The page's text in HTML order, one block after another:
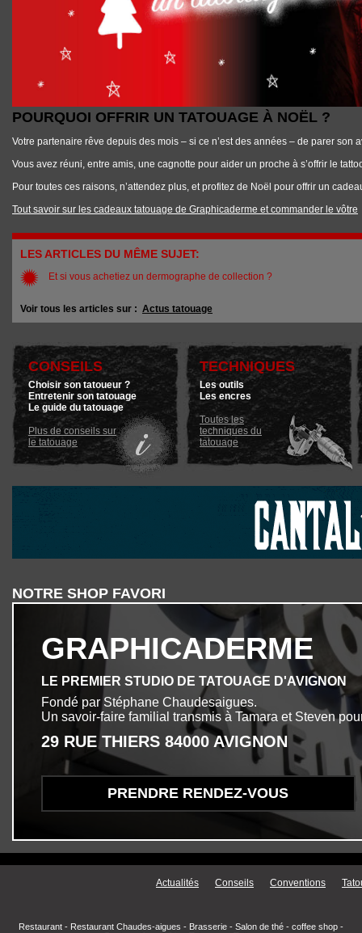
POURQUOI OFFRIR UN TATOUAGE À NOËL ?
Votre partenaire rêve depuis des mois – si ce n’est des années – de parer son
Vous avez réuni, entre amis, une cagnotte pour aider un proche à s’offrir le
Pour toutes ces raisons, n’attendez plus, et profitez de Noël pour offrir un
Tout savoir sur les cadeaux tatouage de Graphicaderme et commander le vôtre
LES ARTICLES DU MÊME SUJET:
Et si vous achetiez un dermographe de collection ?
Voir tous les articles sur : Actus tatouage
CONSEILS
Choisir son tatoueur ?
Entretenir son tatouage
Le guide du tatouage
Plus de conseils sur
le tatouage
TECHNIQUES
Les outils
Les encres
Toutes les
techniques du
tatouage
NOTRE SHOP FAVORI
GRAPHICADERME
LE PREMIER STUDIO DE TATOUAGE D'AVIGNON
Fondé par Stéphane Chaudesaigues.
Un savoir-faire familial transmis à Tamara et Steven
29 RUE THIERS 84000 AVIGNON
PRENDRE RENDEZ-VOUS
Menu secondaire
Actualités Conseils Conventions
Restaurant - Restaurant Chaudes-aigues - Brasserie - Salon de thé - coffee shop -